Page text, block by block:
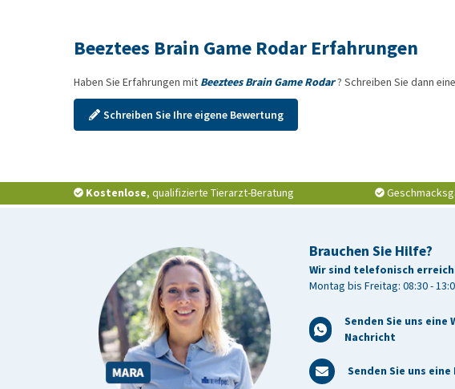
Beeztees Brain Game Rodar Erfahrungen
Haben Sie Erfahrungen mit Beeztees Brain Game Rodar? Schreiben Sie dann
Schreiben Sie Ihre eigene Bewertung
Kostenlose, qualifizierte Tierarzt-Beratung
Brauchen Sie Hilfe?
Wir sind telefonisch
Montag bis Freitag: 08:30 -
Senden Sie uns eine
Nachricht
Senden Sie uns eine